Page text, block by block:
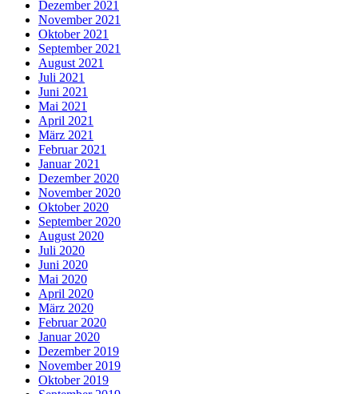
Dezember 2021
November 2021
Oktober 2021
September 2021
August 2021
Juli 2021
Juni 2021
Mai 2021
April 2021
März 2021
Februar 2021
Januar 2021
Dezember 2020
November 2020
Oktober 2020
September 2020
August 2020
Juli 2020
Juni 2020
Mai 2020
April 2020
März 2020
Februar 2020
Januar 2020
Dezember 2019
November 2019
Oktober 2019